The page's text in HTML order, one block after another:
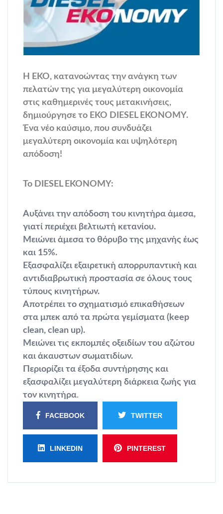
H ΕΚΟ, κατανοώντας την ανάγκη των
πελατών της για μεγαλύτερη οικονομία
στις καθημερινές τους μετακινήσεις,
δημιούργησε το EKO DIESEL ΕΚΟΝΟΜΥ.
Ένα νέο καύσιμο, που συνδυάζει
μεγαλύτερη οικονομία και υψηλότερη
απόδοση!
Το DIESEL ΕΚΟΝΟΜΥ:
Αυξάνει την απόδοση του κινητήρα άμεσα,
γιατί περιέχει βελτιωτή κετανίου.
Μειώνει άμεσα το θόρυβο της μηχανής έως
και 15%.
Εξασφαλίζει εξαιρετική απορρυπαντική και
αντιδιαβρωτική προστασία σε όλους τους
τύπους κινητήρων.
Αποτρέπει το σχηματισμό επικαθήσεων
στα μπεκ από τα πρώτα γεμίσματα (keep
clean, clean up).
Μειώνει τις εκπομπές οξειδίων του αζώτου
και άκαυστων σωματιδίων.
Περιορίζει τα έξοδα συντήρησης και
εξασφαλίζει μεγαλύτερη διάρκεια ζωής για
τον κινητήρα.
FACEBOOK TWITTER
LINKEDIN PINTEREST